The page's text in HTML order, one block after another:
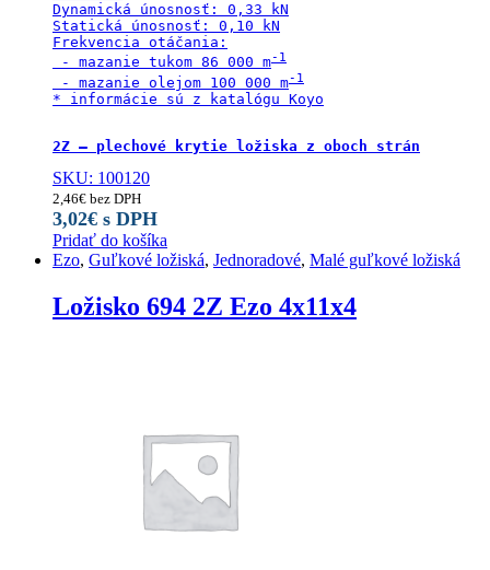
Dynamická únosnosť: 0,33 kN
Statická únosnosť: 0,10 kN
Frekvencia otáčania:
- mazanie tukom 86 000 m
- mazanie olejom 100 000 m
* informácie sú z katalógu Koyo
2Z – plechové krytie ložiska z oboch strán
SKU: 100120
2,46€ bez DPH
3,02€ s DPH
Pridať do košíka
Ezo, Guľkové ložiská, Jednoradové, Malé guľkové ložiská
Ložisko 694 2Z Ezo 4x11x4